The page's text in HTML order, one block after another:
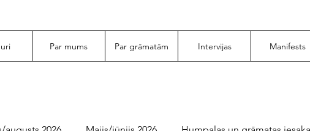
Par mums Par grāmatām Intervijas Manifests